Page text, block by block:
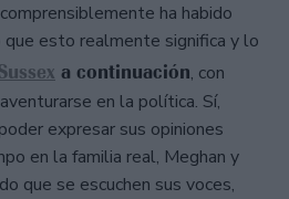
ha habido
esto realmente significa y lo
a continuación, con
en la política. Sí,
expresar sus opiniones
en la familia real, Meghan y
que se escuchen sus voces,